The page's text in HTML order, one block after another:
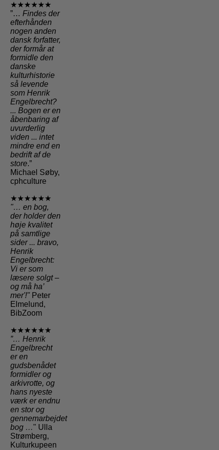
★★★★★★
”… Findes der
efterhånden
nogen anden
dansk forfatter,
der formår at
formidle den
danske
kulturhistorie
så levende
som Henrik
Engelbrecht?
... Bogen er en
åbenbaring af
uvurderlig
viden ... intet
mindre end en
bedrift af de
store.”
Michael Søby,
cphculture
★★★★★★
"… en bog,
der holder den
høje kvalitet
på samtlige
sider ... bravo,
Henrik
Engelbrecht:
Vi er som
læsere solgt –
og må ha’
mer'!" Peter
Elmelund,
BibZoom
★★★★★★
”… Henrik
Engelbrecht
er en
gudsbenådet
formidler og
arkivrotte, og
hans nyeste
værk er endnu
en stor og
gennemarbejdet
bog …" Ulla
Strømberg,
Kulturkupeen